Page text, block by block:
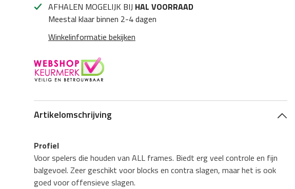
AFHALEN MOGELIJK BIJ HAL VOORRAAD
Meestal klaar binnen 2-4 dagen
Winkelinformatie bekijken
Artikelomschrijving
Profiel
Voor spelers die houden van ALL frames. Biedt erg veel controle en fijn
balgevoel. Zeer geschikt voor blocks en contra slagen, maar het is ook
goed voor offensieve slagen.